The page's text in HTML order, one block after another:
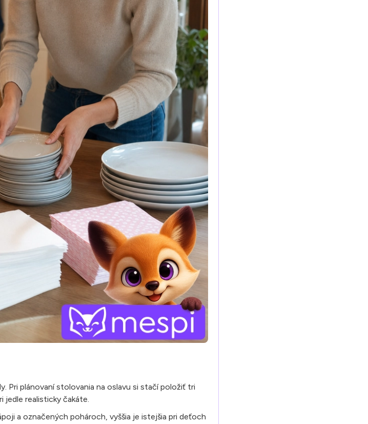
Pri plánovaní stolovania na oslavu si stačí položiť tri
realisticky čakáte.
a označených pohároch, vyššia je istejšia pri deťoch